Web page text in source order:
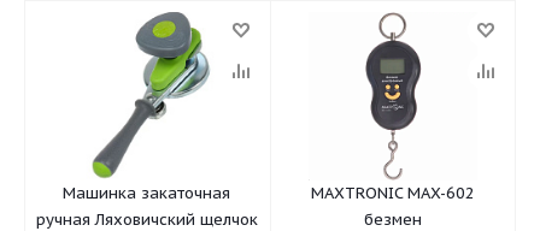
Машинка закаточная
ручная Ляховичский щелчок
MAXTRONIC MAX-602
безмен